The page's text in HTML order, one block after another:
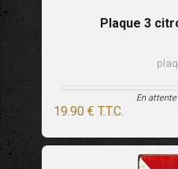
Plaque 3
19.90 € T.T.C.
En